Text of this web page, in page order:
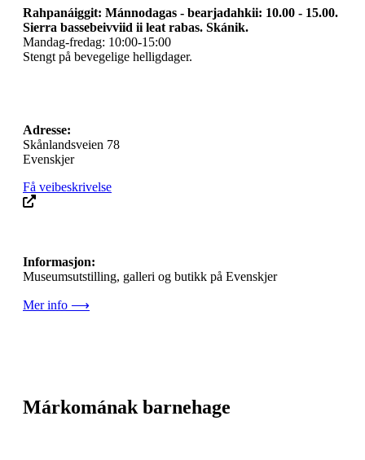
Rahpanáiggit: Mánnodagas - bearjadahkii: 10.00 - 15.00.
Sierra bassebeivviid ii leat rabas. Skánik.
Mandag-fredag: 10:00-15:00
Stengt på bevegelige helligdager.
Adresse:
Skånlandsveien 78
Evenskjer
Få veibeskrivelse
Informasjon:
Museumsutstilling, galleri og butikk på Evenskjer
Mer info ⟶
Márkomának barnehage